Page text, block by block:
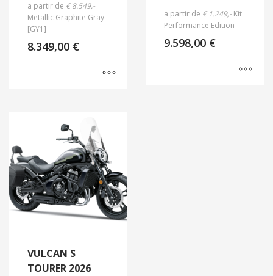
a partir de € 8.549,-
Metallic Graphite Gray
[GY1]
8.349,00 €
a partir de € 1.249,- Kit
Performance Edition
9.598,00 €
VULCAN S
TOURER 2026